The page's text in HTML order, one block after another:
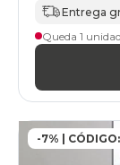
Entrega
Queda 1 unidad
-7% | CÓDIGO: